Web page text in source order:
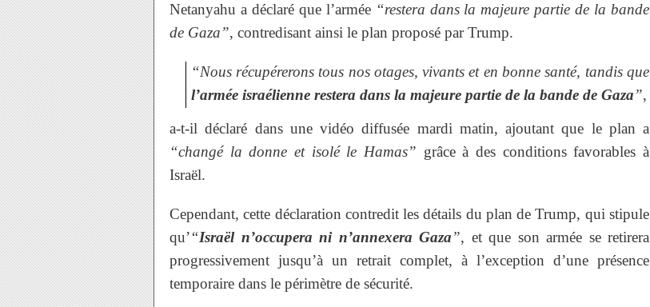
Netanyahu a déclaré que l’armée “restera dans la majeure partie de la bande
de Gaza”, contredisant ainsi le plan proposé par Trump.
“Nous récupérerons tous nos otages, vivants et en bonne santé, tandis que
l’armée israélienne restera dans la majeure partie de la bande de Gaza”,
a-t-il déclaré dans une vidéo diffusée mardi matin, ajoutant que le plan a
“changé la donne et isolé le Hamas” grâce à des conditions favorables à
Israël.
Cependant, cette déclaration contredit les détails du plan de Trump, qui stipule
qu’“Israël n’occupera ni n’annexera Gaza”, et que son armée se retirera
progressivement jusqu’à un retrait complet, à l’exception d’une présence
temporaire dans le périmètre de sécurité.